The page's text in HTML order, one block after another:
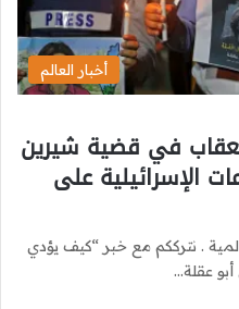
أخبار العالم
في قضية شيرين
الإسرائيلية على
العالمية . نترككم مع خبر “كيف يؤدي
عقلة…